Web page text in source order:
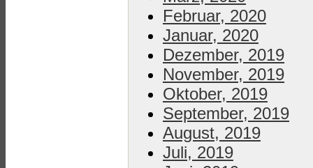
Februar, 2020
Januar, 2020
Dezember, 2019
November, 2019
Oktober, 2019
September, 2019
August, 2019
Juli, 2019